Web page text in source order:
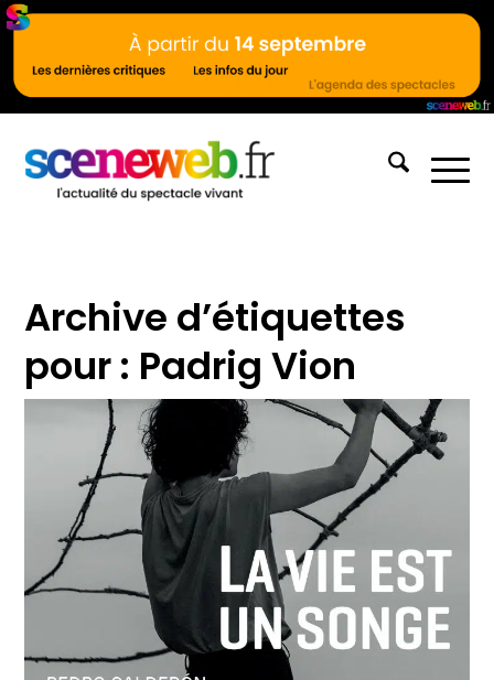
Archive d’étiquettes
pour : Padrig Vion